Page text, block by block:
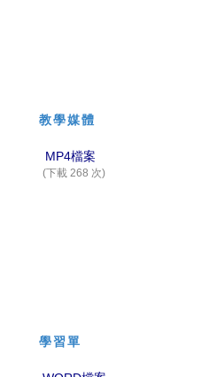
教學媒體
MP4檔案
(下載 268 次)
學習單